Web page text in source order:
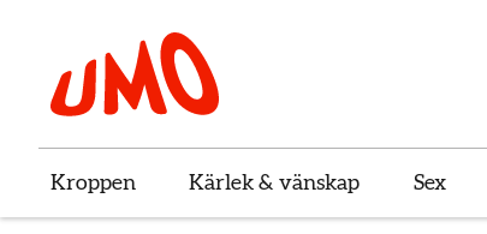
Till startsidan för Umo
Kroppen Kärlek & vänskap Sex